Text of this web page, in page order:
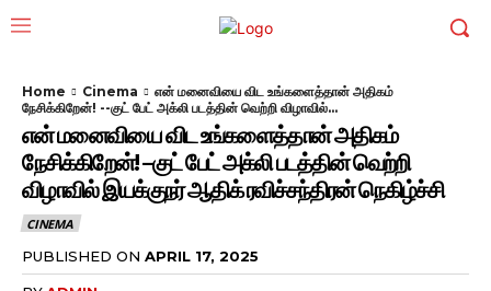
Home Cinema
என் மனைவியை விட உங்களைத்தான் அதிகம்
நேசிக்கிறேன்! --குட் பேட் அக்லி படத்தின் வெற்றி விழாவில்...
என் மனைவியை விட உங்களைத்தான் அதிகம்
நேசிக்கிறேன்! –குட் பேட் அக்லி படத்தின் வெற்றி
விழாவில் இயக்குநர் ஆதிக் ரவிச்சந்திரன் நெகிழ்ச்சி
CINEMA
PUBLISHED ON APRIL 17, 2025